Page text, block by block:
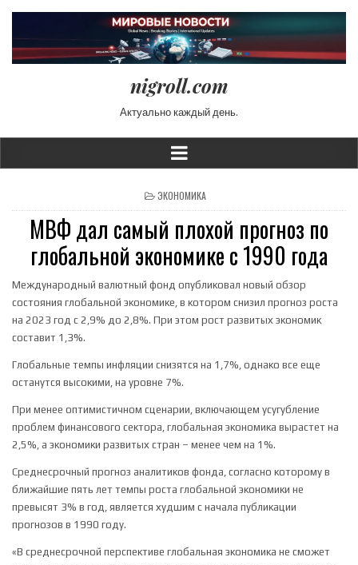
nigroll.com
Актуально каждый день.
POSTED IN
ЭКОНОМИКА
МВФ дал самый плохой прогноз по
глобальной экономике с 1990 года
Международный валютный фонд опубликовал новый обзор
состояния глобальной экономике, в котором снизил прогноз роста
на 2023 год с 2,9% до 2,8%. При этом рост развитых экономик
составит 1,3%.
Глобальные темпы инфляции снизятся на 1,7%, однако все еще
останутся высокими, на уровне 7%.
При менее оптимистичном сценарии, включающем усугубление
проблем финансового сектора, глобальная экономика вырастет на
2,5%, а экономики развитых стран – менее чем на 1%.
Среднесрочный прогноз аналитиков фонда, согласно которому в
ближайшие пять лет темпы роста глобальной экономики не
превысят 3% в год, является худшим с начала публикации
прогнозов в 1990 году.
«В среднесрочной перспективе глобальная экономика не сможет